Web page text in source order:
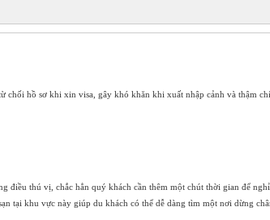
hồ sơ khi xin visa, gây khó khăn khi xuất nhập cảnh và thậm
thú vị, chắc hẳn quý khách cần thêm một chút thời gian để
tại khu vực này giúp du khách có thể dễ dàng tìm một nơi dừng